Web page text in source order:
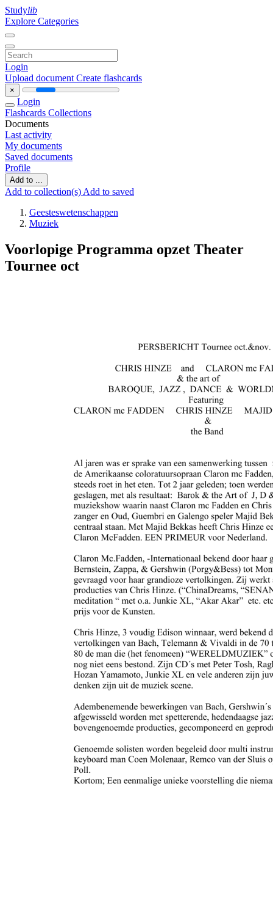
Studylib
Explore Categories
Login
Upload document Create flashcards
×
Login
Flashcards Collections
Documents
Last activity
My documents
Saved documents
Profile
Add to ...
Add to collection(s) Add to saved
Geesteswetenschappen
Muziek
Voorlopige Programma opzet Theater
Tournee oct